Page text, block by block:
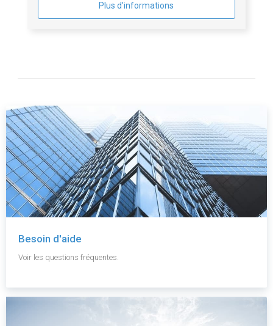
Plus d'informations
Besoin d'aide
Voir les questions fréquentes.